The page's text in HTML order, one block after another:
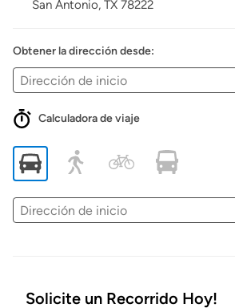
San Antonio, TX 78222
Obtener la dirección desde:
Calculadora de viaje
Dirección
de
Calcular
Solicite un Recorrido Hoy!